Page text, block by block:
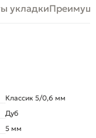
укладки
Классик 5/0,6 мм
Дуб
5 мм